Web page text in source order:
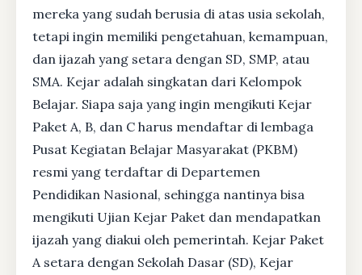
mereka yang sudah berusia di atas usia sekolah,
tetapi ingin memiliki pengetahuan, kemampuan,
dan ijazah yang setara dengan SD, SMP, atau
SMA. Kejar adalah singkatan dari Kelompok
Belajar. Siapa saja yang ingin mengikuti Kejar
Paket A, B, dan C harus mendaftar di lembaga
Pusat Kegiatan Belajar Masyarakat (PKBM)
resmi yang terdaftar di Departemen
Pendidikan Nasional, sehingga nantinya bisa
mengikuti Ujian Kejar Paket dan mendapatkan
ijazah yang diakui oleh pemerintah. Kejar Paket
A setara dengan Sekolah Dasar (SD), Kejar